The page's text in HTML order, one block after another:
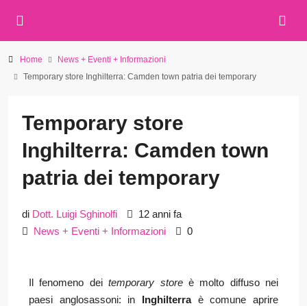
Home
News + Eventi + Informazioni
Temporary store Inghilterra: Camden town patria dei temporary
Temporary store
Inghilterra: Camden town
patria dei temporary
di Dott. Luigi Sghinolfi
12 anni fa
News + Eventi + Informazioni
0
Il fenomeno deitemporary storeè molto diffuso nei
paesi anglosassoni: in Inghilterraè comune aprire